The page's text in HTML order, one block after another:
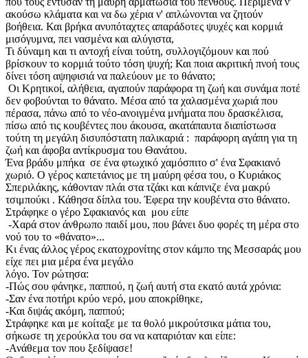
ακούσω κλάματα και να δω χέρια ν' απλώνονται να ζητούν
βοήθεια. Και βρήκα ανυπόταχτες απαράδοτες ψυχές και κορμιά
μισόγυμνα, πει νασμένα και αλύγιστα,
Τι δύναμη και τι αντοχή είναι τούτη, συλλογιζόμουν και πού
βρίσκουν το κορμιά τούτο τόση ψυχή; Και ποια ακριτική πνοή τους
δίνει τόση αψηφισιά να παλεύουν με το θάνατο;
Οι Κρητικοί, αλήθεια, αγαπούν παράφορα τη ζωή και συνάμα ποτέ
δεν φοβούνται το θάνατο. Μέσα από τα χαλασμένα χωριά που
πέρασα, πάνω από το νέο-ανοιγμένα μνήματα που δρασκέλισα,
πίσω από τις κουβέντες που άκουσα, ακατάπαυτα διαπίστωσα
τούτη τη μεγάλη δισυπόστατη παλικαριά : παράφορη αγάπη για τη
ζωή και άφοβα αντίκρυσμα του Θανάτου.
Ένα βράδυ μπήκα σε ένα φτωχικό χαμόσπιτο σ' ένα Σφακιανό
χωριό. Ο γέρος καπετάνιος με τη μαύρη φέσα του, ο Κυριάκος
Σπεριλάκης, κάθονταν πλάι στα τζάκι και κάπνιζε ένα μακρύ
τσιμπούκι . Κάθησα δίπλα του. Έφερα την κουβέντα στο θάνατο.
Στράφηκε ο γέρο Σφακιανός και μου είπε
-Χαρά στον άνθρωπο παιδί μου, που βάνει δυο φορές τη μέρα στο
νού του το «θάνατο»...
Κι ένας άλλος γέρος εκατοχρονίτης στον κάμπο της Μεσσαράς μου
είχε πει μια μέρα ένα μεγάλο
λόγο. Τον ρώτησα:
-Πώς σου φάνηκε, παππού, η ζωή αυτή στα εκατό αυτά χρόνια:
-Σαν ένα ποτήρι κρύο νερό, μου αποκρίθηκε,
-Και διψάς ακόμη, παππού;
Στράφηκε και με κοίταξε με τα θολό μικρούτσικα μάτια του,
σήκωσε τη χερούκλα του σα να καταριόταν και είπε:
-Ανάθεμα τον που ξεδίψασε!